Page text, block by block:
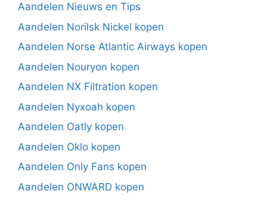
Aandelen Nieuws en Tips
Aandelen Norilsk Nickel kopen
Aandelen Norse Atlantic Airways kopen
Aandelen Nouryon kopen
Aandelen NX Filtration kopen
Aandelen Nyxoah kopen
Aandelen Oatly kopen
Aandelen Oklo kopen
Aandelen Only Fans kopen
Aandelen ONWARD kopen